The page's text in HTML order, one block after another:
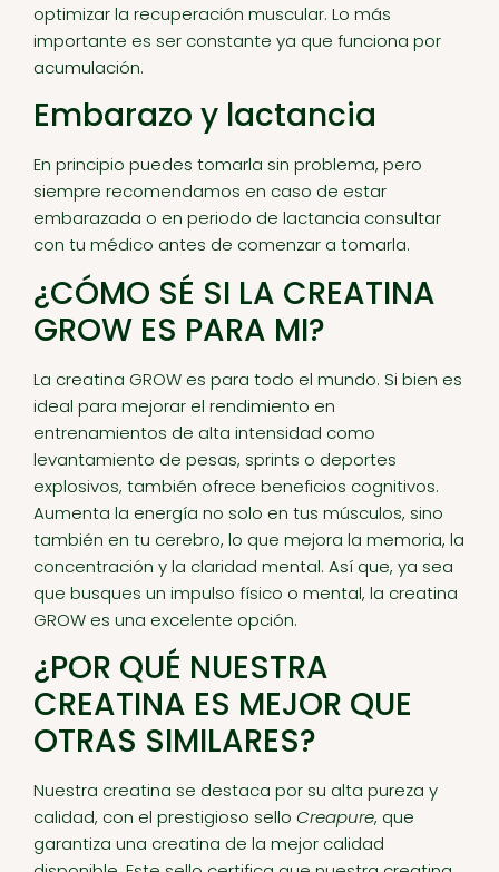
optimizar la recuperación muscular. Lo más
importante es ser constante ya que funciona por
acumulación.
Embarazo y lactancia
En principio puedes tomarla sin problema, pero
siempre recomendamos en caso de estar
embarazada o en periodo de lactancia consultar
con tu médico antes de comenzar a tomarla.
¿CÓMO SÉ SI LA CREATINA
GROW ES PARA MI?
La creatina GROW es para todo el mundo. Si bien es
ideal para mejorar el rendimiento en
entrenamientos de alta intensidad como
levantamiento de pesas, sprints o deportes
explosivos, también ofrece beneficios cognitivos.
Aumenta la energía no solo en tus músculos, sino
también en tu cerebro, lo que mejora la memoria, la
concentración y la claridad mental. Así que, ya sea
que busques un impulso físico o mental, la creatina
GROW es una excelente opción.
¿POR QUÉ NUESTRA
CREATINA ES MEJOR QUE
OTRAS SIMILARES?
Nuestra creatina se destaca por su alta pureza y
calidad, con el prestigioso sello Creapure, que
garantiza una creatina de la mejor calidad